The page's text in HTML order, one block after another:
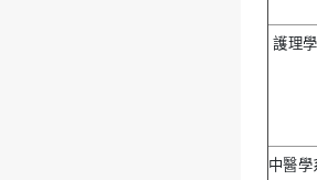
護理
中醫學